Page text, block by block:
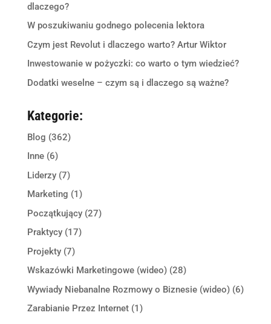
dlaczego?
W poszukiwaniu godnego polecenia lektora
Czym jest Revolut i dlaczego warto? Artur Wiktor
Inwestowanie w pożyczki: co warto o tym wiedzieć?
Dodatki weselne – czym są i dlaczego są ważne?
Kategorie:
Blog (362)
Inne(6)
Liderzy(7)
Marketing (1)
Początkujący(27)
Praktycy(17)
Projekty(7)
Wskazówki Marketingowe (wideo)(28)
Wywiady Niebanalne Rozmowy o Biznesie (wideo)(6)
Zarabianie Przez Internet(1)